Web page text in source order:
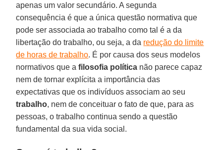
apenas um valor secundário. A segunda
consequência é que a única questão normativa que
pode ser associada ao trabalho como tal é a da
libertação do trabalho, ou seja, a da redução do limite
de horas de trabalho. É por causa dos seus modelos
normativos que afilosofia política não parece capaz
nem de tornar explícita a importância das
expectativas que os indivíduos associam ao seu
trabalho, nem de conceituar o fato de que, para as
pessoas, o trabalho continua sendo a questão
fundamental da sua vida social.